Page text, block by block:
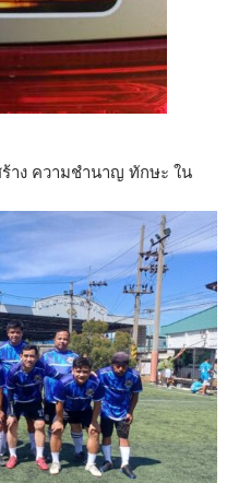
าง ความชำนาญ ทักษะ ใน